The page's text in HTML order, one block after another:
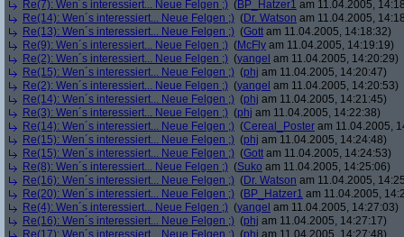
Re(7): Wen´s interessiert... Neue Felgen ;) (BP_Hatzer1 am 11.04.2005,
Re(14): Wen´s interessiert... Neue Felgen ;) (Dr. Watson am 11.04.2005,
Re(13): Wen´s interessiert... Neue Felgen ;) (Gott am 11.04.2005, 14:18:32)
Re(9): Wen´s interessiert... Neue Felgen ;) (McFly am 11.04.2005, 14:19:19)
Re(2): Wen´s interessiert... Neue Felgen ;) (yangel am 11.04.2005, 14:20:29)
Re(15): Wen´s interessiert... Neue Felgen ;) (phj am 11.04.2005, 14:20:47)
Re(2): Wen´s interessiert... Neue Felgen ;) (yangel am 11.04.2005, 14:20:53)
Re(14): Wen´s interessiert... Neue Felgen ;) (phj am 11.04.2005, 14:21:45)
Re(3): Wen´s interessiert... Neue Felgen ;) (phj am 11.04.2005, 14:22:38)
Re(14): Wen´s interessiert... Neue Felgen ;) (Cereal_Poster am 11.04.2005,
Re(15): Wen´s interessiert... Neue Felgen ;) (phj am 11.04.2005, 14:24:48)
Re(15): Wen´s interessiert... Neue Felgen ;) (Gott am 11.04.2005, 14:24:53)
Re(8): Wen´s interessiert... Neue Felgen ;) (Suko am 11.04.2005, 14:25:06)
Re(16): Wen´s interessiert... Neue Felgen ;) (Dr. Watson am 11.04.2005,
Re(20): Wen´s interessiert... Neue Felgen ;) (BP_Hatzer1 am 11.04.2005,
Re(4): Wen´s interessiert... Neue Felgen ;) (yangel am 11.04.2005, 14:27:03)
Re(16): Wen´s interessiert... Neue Felgen ;) (phj am 11.04.2005, 14:27:17)
Re(17): Wen´s interessiert... Neue Felgen ;) (phj am 11.04.2005, 14:27:48)